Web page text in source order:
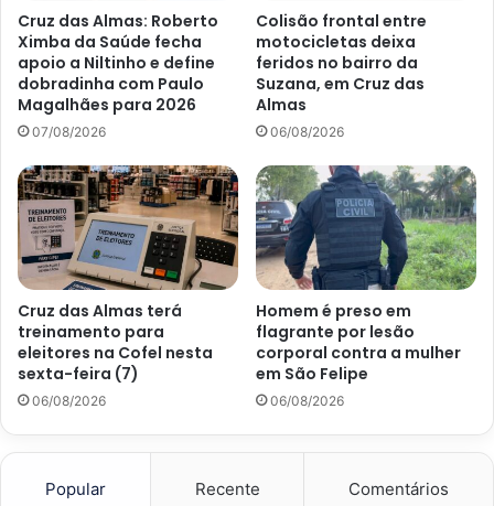
Cruz das Almas: Roberto
Ximba da Saúde fecha
apoio a Niltinho e define
dobradinha com Paulo
Magalhães para 2026
07/08/2026
Colisão frontal entre
motocicletas deixa
feridos no bairro da
Suzana, em Cruz das
Almas
06/08/2026
Cruz das Almas terá
treinamento para
eleitores na Cofel nesta
sexta-feira (7)
06/08/2026
Homem é preso em
flagrante por lesão
corporal contra a mulher
em São Felipe
06/08/2026
Popular Recente Comentários